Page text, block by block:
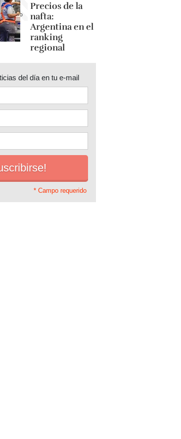
Precios de la
nafta:
Argentina en el
ranking
regional
del día en tu e-mail
* Campo requerido